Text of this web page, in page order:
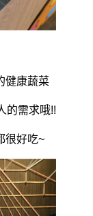
健康蔬菜
的需求哦!!
很好吃~